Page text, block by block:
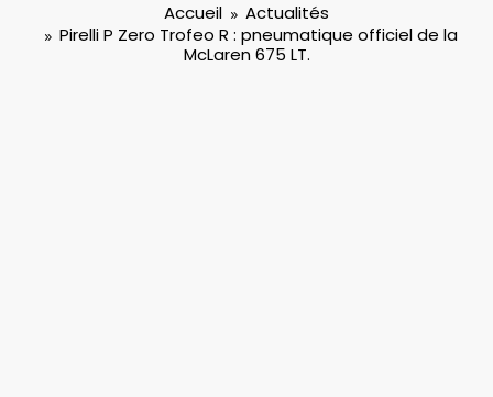
Accueil
Actualités
Pirelli P Zero Trofeo R : pneumatique officiel de la
McLaren 675 LT.